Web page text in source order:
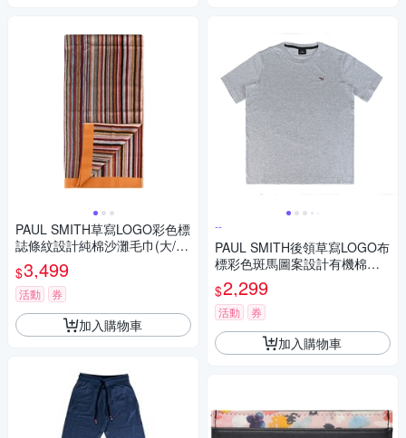
PAUL SMITH草寫LOGO彩色標
誌條紋設計純棉沙灘毛巾(大/
橘)
$3,499
活動 券
加入購物車
--
PAUL SMITH後領草寫LOGO布
標彩色斑馬圖案設計有機棉短
袖T恤(男款/庚斯博羅灰)
$2,299
活動 券
加入購物車